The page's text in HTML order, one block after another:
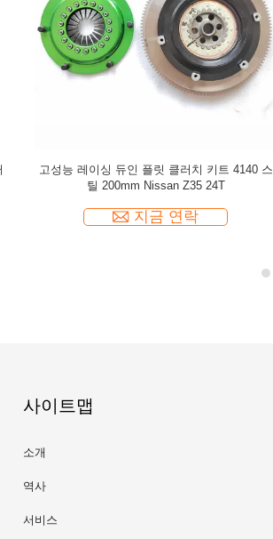
고성능 레이싱 듀인 플릿 클러치 키트 4140 스
틸 200mm Nissan Z35 24T
지금 연락
사이트맵
소개
역사
서비스